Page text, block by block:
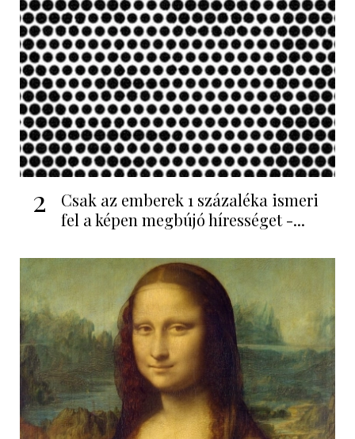
2
Csak az emberek 1 százaléka ismeri
fel a képen megbújó hírességet -...